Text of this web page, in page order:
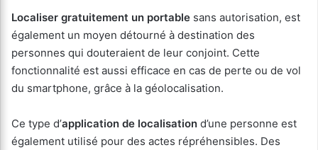
Localiser gratuitement un portable sans autorisation, est
également un moyen détourné à destination des
personnes qui douteraient de leur conjoint. Cette
fonctionnalité est aussi efficace en cas de perte ou de vol
du smartphone, grâce à la géolocalisation.
Ce type d’application de localisation d’une personne est
également utilisé pour des actes répréhensibles. Des